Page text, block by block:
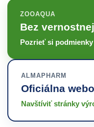
ZOOAQUA
Bez
Pozrieť si
ALMAPHARM
Oficiálna
Navštíviť stránky